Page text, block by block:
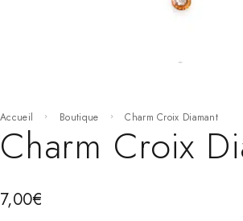
Accueil Boutique Charm Croix Diamant
Charm Croix
7,00€